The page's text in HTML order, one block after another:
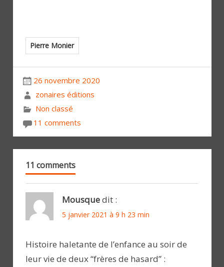
Pierre Monier
26 novembre 2020
zonaires éditions
Non classé
11 comments
11 comments
Mousquedit :
5 janvier 2021 à 9 h 23 min
Histoire haletante de l’enfance au soir de
leur vie de deux “frères de hasard” :